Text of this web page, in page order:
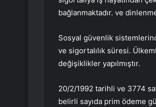
bağlanmaktadır. ve
Sosyal güvenlik
ve sigortalılık süresi.
değişiklikler yapılmıştır.
20/2/1992 tarihli ve 3774
belirli sayıda prim ödeme